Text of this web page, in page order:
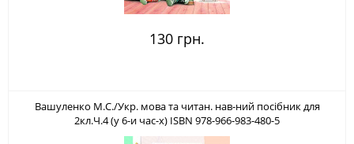
130 грн.
Вашуленко М.С./Укр. мова та читан. нав-ний посібник для
2кл.Ч.4 (у 6-и час-х) ISBN 978-966-983-480-5